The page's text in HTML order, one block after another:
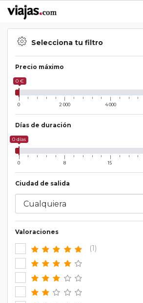
Selecciona tu filtro
Precio máximo
0 €
0 2 000 4 000
Días de duración
0 días
0 8 15
Ciudad de salida
Valoraciones
(1)